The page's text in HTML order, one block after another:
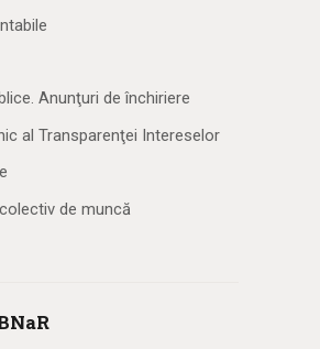
Anunţuri de închiriere
al Transparenţei Intereselor
de muncă